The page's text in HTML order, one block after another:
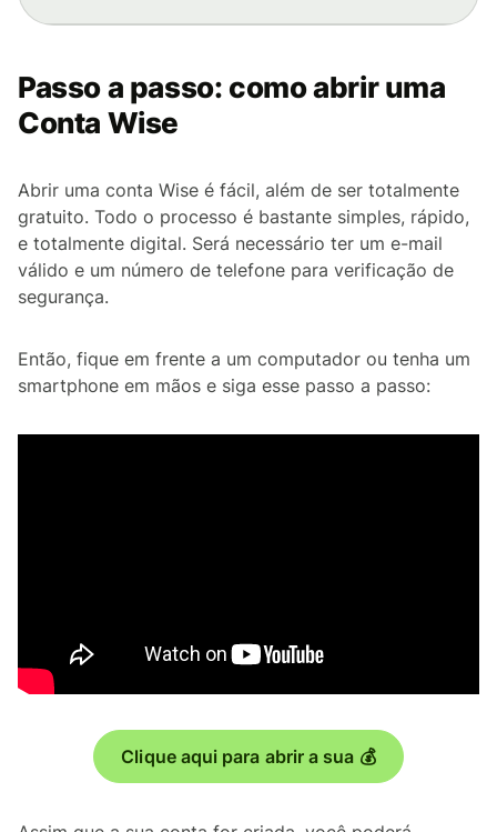
Passo a passo: como abrir uma
Conta Wise
Abrir uma conta Wise é fácil, além de ser totalmente
gratuito. Todo o processo é bastante simples, rápido,
e totalmente digital. Será necessário ter um e-mail
válido e um número de telefone para verificação de
segurança.
Então, fique em frente a um computador ou tenha um
smartphone em mãos e siga esse passo a passo:
Clique aqui para abrir a sua 💰